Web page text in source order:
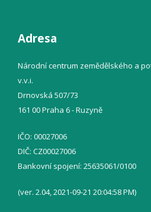
Adresa
Národní centrum zemědělského a
v.v.i.
Drnovská 507/73
161 00 Praha 6 - Ruzyně
IČO: 00027006
DIČ: CZ00027006
Bankovní spojení: 25635061/0100
(ver. 2.04, 2021-09-21 20:04:58 PM)